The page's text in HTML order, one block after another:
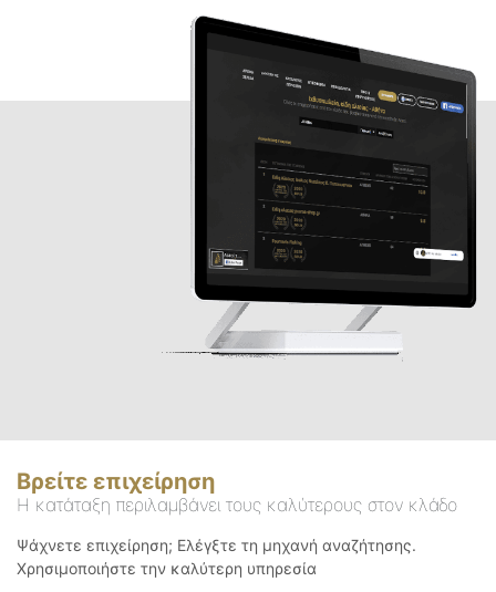
Βρείτε επιχείρηση
Η κατάταξη περιλαμβάνει τους καλύτερους στον κλάδο
Ψάχνετε επιχείρηση; Ελέγξτε τη μηχανή αναζήτησης.
Χρησιμοποιήστε την καλύτερη υπηρεσία